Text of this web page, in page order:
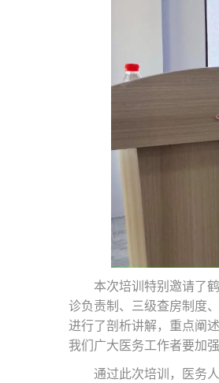
本次培训特别邀请了
诊负责制、三级查房制度
进行了剖析讲解，重点阐
我们广大医务工作者要加
通过此次培训，医务